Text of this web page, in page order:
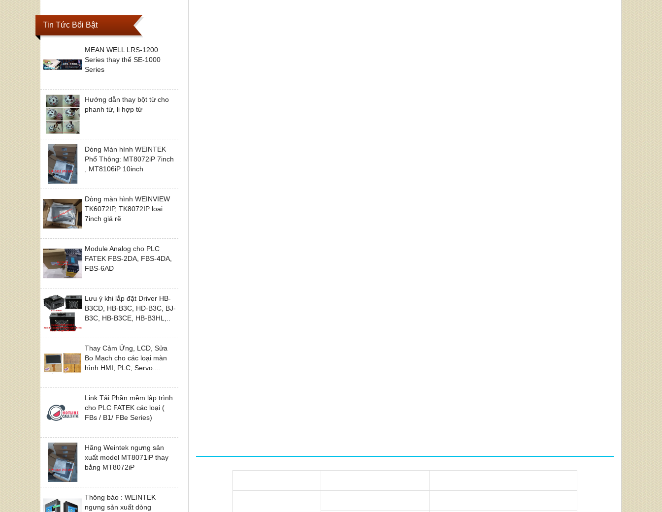
Tin Tức Bổi Bật
MEAN WELL LRS-1200
Series thay thế SE-1000
Series
Hướng dẫn thay bột từ cho
phanh từ, li hợp từ
Dòng Màn hình WEINTEK
Phổ Thông: MT8072iP 7inch
, MT8106iP 10inch
Dòng màn hình WEINVIEW
TK6072IP, TK8072IP loại
7inch giá rẽ
Module Analog cho PLC
FATEK FBS-2DA, FBS-4DA,
FBS-6AD
Lưu ý khi lắp đặt Driver HB-
B3CD, HB-B3C, HD-B3C, BJ-
B3C, HB-B3CE, HB-B3HL,..
Thay Cảm Ứng, LCD, Sửa
Bo Mạch cho các loại màn
hình HMI, PLC, Servo....
Link Tải Phần mềm lập trình
cho PLC FATEK các loại (
FBs / B1/ FBe Series)
Hãng Weintek ngưng sản
xuất model MT8071iP thay
bằng MT8072iP
Thông báo : WEINTEK
ngưng sản xuất dòng